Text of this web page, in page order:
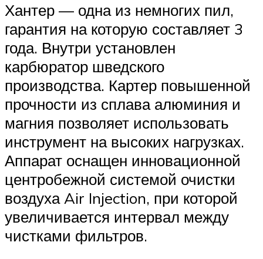
Хантер — одна из немногих пил,
гарантия на которую составляет 3
года. Внутри установлен
карбюратор шведского
производства. Картер повышенной
прочности из сплава алюминия и
магния позволяет использовать
инструмент на высоких нагрузках.
Аппарат оснащен инновационной
центробежной системой очистки
воздуха Air Injection, при которой
увеличивается интервал между
чистками фильтров.